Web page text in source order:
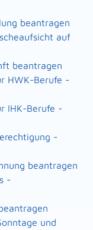
beantragen
auf
beantragen
HWK-Berufe -
IHK-Berufe -
-
beantragen
-
und